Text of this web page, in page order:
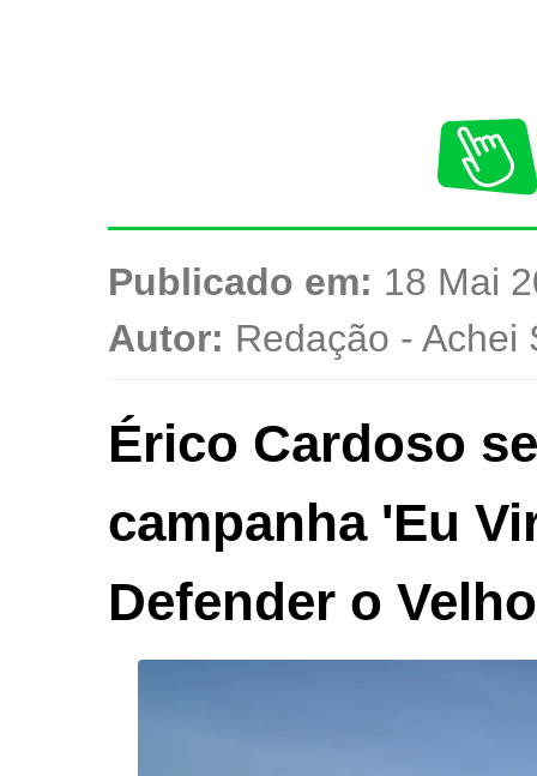
Publicado em: 18 Mai
Autor: Redação - Achei
Érico Cardoso
campanha 'Eu
Defender o